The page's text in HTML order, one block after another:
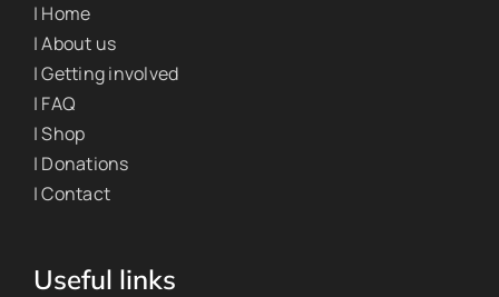
| Home
| About us
| Getting involved
| FAQ
| Shop
| Donations
| Contact
Useful links